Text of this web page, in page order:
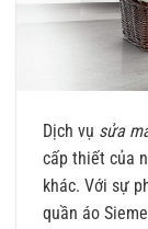
Dịch vụ sửa
cấp thiết của
khác. Với sự
quần áo